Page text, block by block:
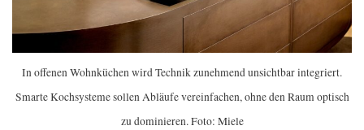
In offenen Wohnküchen wird Technik zunehmend unsichtbar integriert.
Smarte Kochsysteme sollen Abläufe vereinfachen, ohne den Raum optisch
zu dominieren. Foto: Miele